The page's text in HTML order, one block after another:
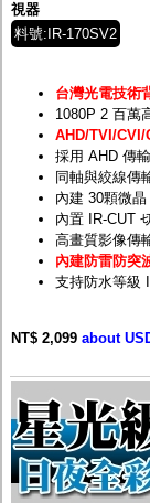
視器
料號:IR-170SV2
台灣光電技術
1080P 2 百萬
AHD/TVI/CVI/
採用 AHD 傳
同軸與絞線傳
內建 30顆微
內置 IR-CUT
高畫質影像傳
內建防雷防突
支持防水等級
NT$ 2,099 about